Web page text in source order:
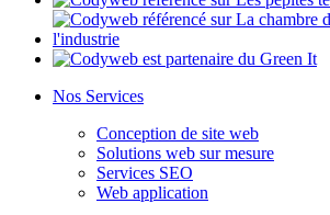
Nos Services
Conception de site web
Solutions web sur mesure
Services SEO
Web application